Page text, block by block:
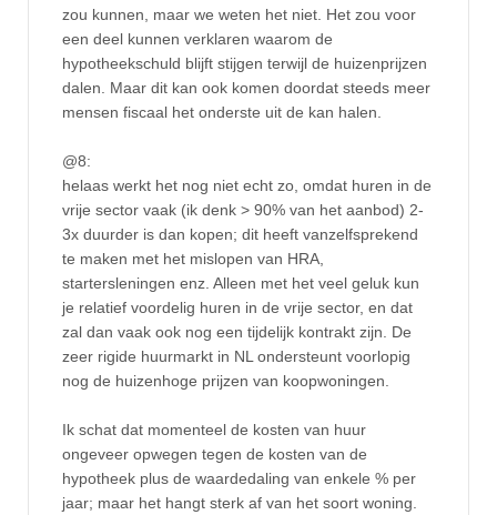
zou kunnen, maar we weten het niet. Het zou voor
een deel kunnen verklaren waarom de
hypotheekschuld blijft stijgen terwijl de huizenprijzen
dalen. Maar dit kan ook komen doordat steeds meer
mensen fiscaal het onderste uit de kan halen.
@8:
helaas werkt het nog niet echt zo, omdat huren in de
vrije sector vaak (ik denk > 90% van het aanbod) 2-
3x duurder is dan kopen; dit heeft vanzelfsprekend
te maken met het mislopen van HRA,
startersleningen enz. Alleen met het veel geluk kun
je relatief voordelig huren in de vrije sector, en dat
zal dan vaak ook nog een tijdelijk kontrakt zijn. De
zeer rigide huurmarkt in NL ondersteunt voorlopig
nog de huizenhoge prijzen van koopwoningen.
Ik schat dat momenteel de kosten van huur
ongeveer opwegen tegen de kosten van de
hypotheek plus de waardedaling van enkele % per
jaar; maar het hangt sterk af van het soort woning.